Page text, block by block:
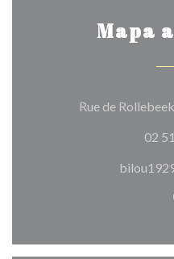
Mapa
Rue de
02